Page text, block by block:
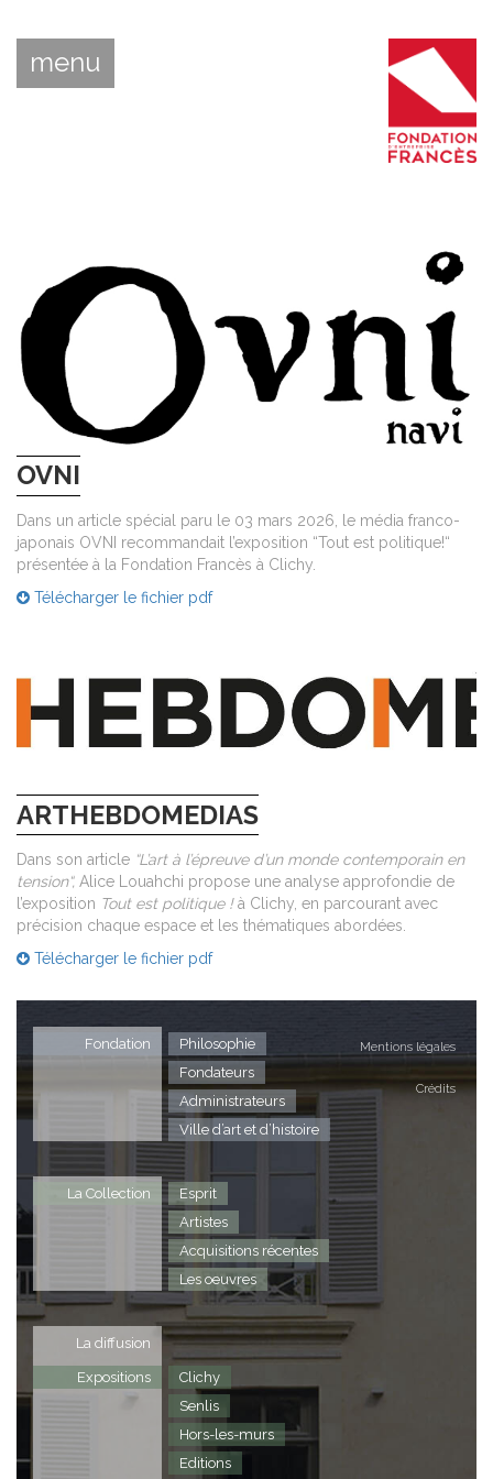
menu
OVNI
Dans un article spécial paru le 03 mars 2026, le média franco-
japonais OVNI recommandait l’exposition “Tout est politique!“
présentée à la Fondation Francès à Clichy.
Télécharger le fichier pdf
ARTHEBDOMEDIAS
Dans son article “L’art à l’épreuve d’un monde contemporain en
tension“, Alice Louahchi propose une analyse approfondie de
l’exposition Tout est politique !à Clichy, en parcourant avec
précision chaque espace et les thématiques abordées.
Télécharger le fichier pdf
Mentions légales
Crédits
Fondation
Philosophie
Fondateurs
Administrateurs
Ville d’art et d’histoire
La Collection
Esprit
Artistes
Acquisitions récentes
Les oeuvres
La diffusion
Expositions
Clichy
Senlis
Hors-les-murs
Editions